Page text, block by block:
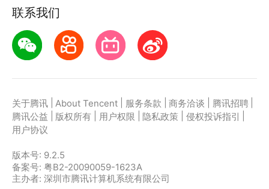
联系我们
关于腾讯 About Tencent 服务条款 商务洽谈 腾讯招聘
腾讯公益
版权所有 用户权限 隐私政策 侵权投诉指引
用户协议
版本号: 9.2.5
备案号: 粤B2-20090059-1623A
主办者: 深圳市腾讯计算机系统有限公司